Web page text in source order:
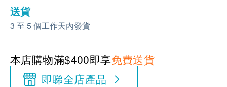
送貨
3 至 5 個工作天內發貨
本店購物滿$400即享免費送貨
即睇全店產品